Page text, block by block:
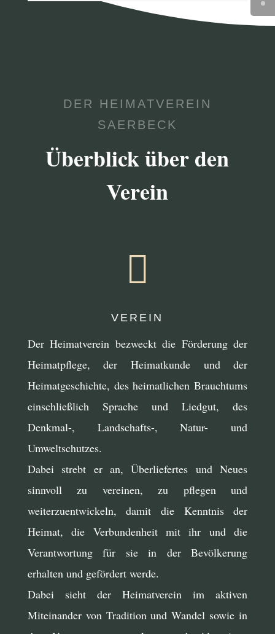
DER HEIMATVEREIN
SAERBECK
Überblick über den
Verein

VEREIN
Der Heimatverein bezweckt die Förderung der
Heimatpflege, der Heimatkunde und der
Heimatgeschichte, des heimatlichen Brauchtums
einschließlich Sprache und Liedgut, des
Denkmal-, Landschafts-, Natur- und
Umweltschutzes.
Dabei strebt er an, Überliefertes und Neues
sinnvoll zu vereinen, zu pflegen und
weiterzuentwickeln, damit die Kenntnis der
Heimat, die Verbundenheit mit ihr und die
Verantwortung für sie in der Bevölkerung
erhalten und gefördert werde.
Dabei sieht der Heimatverein im aktiven
Miteinander von Tradition und Wandel sowie in